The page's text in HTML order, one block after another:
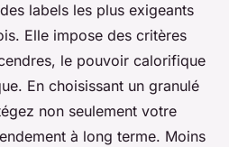
labels les plus exigeants
Elle impose des critères
le pouvoir calorifique
En choisissant un granulé
non seulement votre
à long terme. Moins